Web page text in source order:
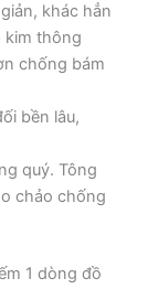
khác hẳn
kim thông
chống bám
bền lâu,
quý. Tông
chảo chống
1 dòng đồ